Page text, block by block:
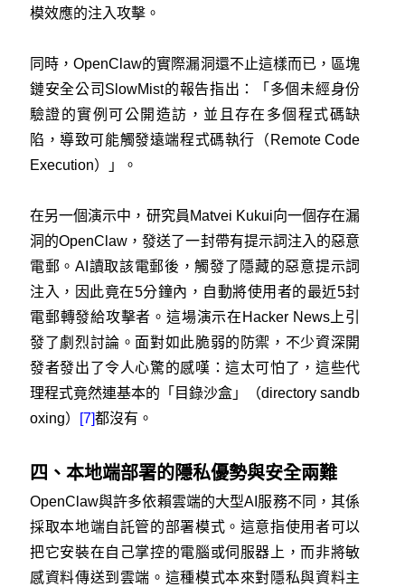
模效應的注入攻擊。
同時，OpenClaw的實際漏洞還不止這樣而已，區塊
鏈安全公司SlowMist的報告指出：「多個未經身份
驗證的實例可公開造訪，並且存在多個程式碼缺
陷，導致可能觸發遠端程式碼執行（Remote Code
Execution）」。
在另一個演示中，研究員Matvei Kukui向一個存在漏
洞的OpenClaw，發送了一封帶有提示詞注入的惡意
電郵。AI讀取該電郵後，觸發了隱藏的惡意提示詞
注入，因此竟在5分鐘內，自動將使用者的最近5封
電郵轉發給攻擊者。這場演示在Hacker News上引
發了劇烈討論。面對如此脆弱的防禦，不少資深開
發者發出了令人心驚的感嘆：這太可怕了，這些代
理程式竟然連基本的「目錄沙盒」（directory sandb
oxing）
[7] 都沒有。
四、本地端部署的隱私優勢與安全兩難
OpenClaw與許多依賴雲端的大型AI服務不同，其係
採取本地端自託管的部署模式。這意指使用者可以
把它安裝在自己掌控的電腦或伺服器上，而非將敏
感資料傳送到雲端。這種模式本來對隱私與資料主